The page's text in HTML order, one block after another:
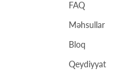
FAQ
Məhsullar
Bloq
Qeydiyyat